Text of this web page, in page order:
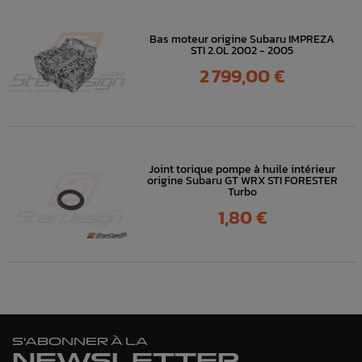
Bas moteur origine Subaru IMPREZA
STI 2.0L 2002 - 2005
Prix
2 799,00 €
Joint torique pompe à huile intérieur
origine Subaru GT WRX STI FORESTER
Turbo
Prix
1,80 €
S'ABONNER À LA